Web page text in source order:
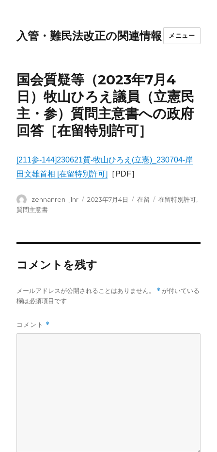
入管・難民法改正の関連情報 メニュー
国会質疑等（2023年7月4
日）牧山ひろえ議員（立憲民
主・参）質問主意書への政府
回答［在留特別許可］
[211参-144]230621質-牧山ひろえ(立憲)_230704-岸
田文雄首相 [在留特別許可]
［PDF］
投
稿
zennanren_jlnr
投
2023年7月4日
カ
在留
タ
在留特別許可
質問主意書
コメントを残す
メールアドレスが公開されることはありません。 * が付いている
欄は必須項目です
コメント *